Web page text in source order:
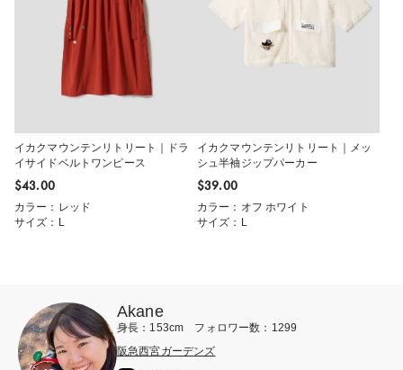
イカクマウンテンリトリート｜ドラ
イサイドベルトワンピース
$‌43.00
カラー：レッド
サイズ：L
イカクマウンテンリトリート｜メッ
シュ半袖ジップパーカー
$‌39.00
カラー：オフ ホワイト
サイズ：L
Akane
身長：153cm フォロワー数：1299
阪急西宮ガーデンズ